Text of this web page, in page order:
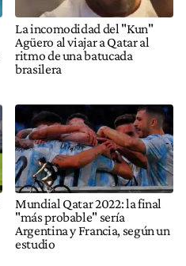
La incomodidad del "Kun"
Agüero al viajar a Qatar al
ritmo de una batucada
brasilera
Mundial Qatar 2022: la final
"más probable" sería
Argentina y Francia, según un
estudio